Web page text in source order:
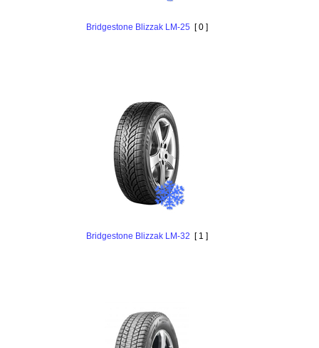
Bridgestone Blizzak LM-25 [ 0 ]
Bridgestone Blizzak LM-32 [ 1 ]